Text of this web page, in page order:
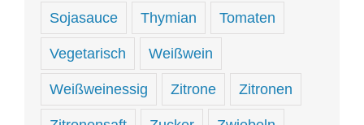
Sojasauce Thymian Tomaten
Vegetarisch Weißwein
Weißweinessig Zitrone Zitronen